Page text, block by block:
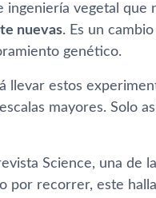
ingeniería vegetal que
nuevas. Es un
genético.
llevar estos
mayores. Solo
Science, una de
por recorrer, este